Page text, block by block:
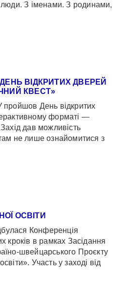
люди. З іменами. З родинами,
ВІДКРИТИХ ДВЕРЕЙ
КВЕСТ»
День відкритих
форматі —
дав можливість
не лише ознайомитися з
ОСВІТИ
Конференція
кроків в рамках Засідання
швейцарського Проєкту
Участь у заході від